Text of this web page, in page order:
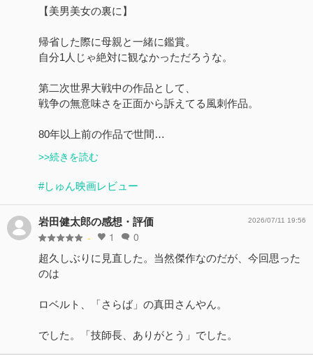
【美男美女の裏に】
帰省した際に母親と一緒に鑑賞。
自分1人じゃ絶対に観なかっただろうな。
第二次世界大戦中の作品として、
戦争の無意味さを正面から訴えてる風刺作品。
80年以上前の作品で世間…
>>続きを読む
#しゅん映画レビュー
岩田健太郎の感想・評価
- 1 0
2026/07/11 19:56
超久しぶりに見直した。当然傑作なのだが、今回思った
のは
ロベルト、「さらば」の真田さんやん。
でした。「技師長、ありがとう」でした。